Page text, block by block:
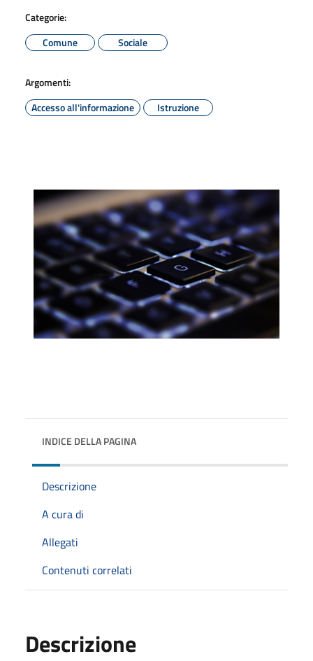
Categorie:
Comune
Sociale
Argomenti:
Accesso all'informazione
Istruzione
INDICE DELLA PAGINA
Descrizione
A cura di
Allegati
Contenuti correlati
Descrizione